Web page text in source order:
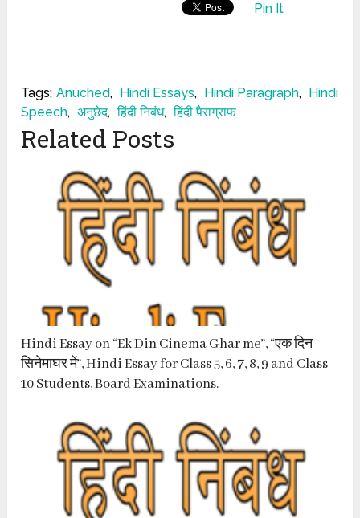
Pin It
Tags: Anuched, Hindi Essays, Hindi Paragraph,
Hindi
Speech, अनुछेद, हिंदी निबंध, हिंदी पैराग्राफ
Related Posts
Hindi Essay on “Ek Din Cinema Ghar me”, “एक दिन
सिनेमाघर में”, Hindi Essay for Class 5, 6, 7, 8, 9 and Class
10 Students, Board Examinations.